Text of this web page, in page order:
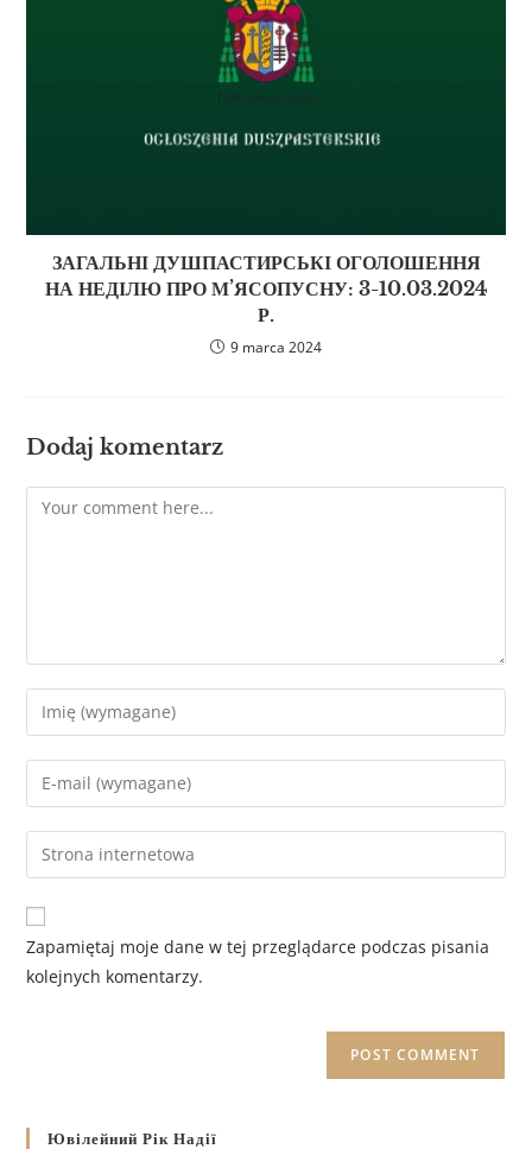
ЗАГАЛЬНІ ДУШПАСТИРСЬКІ ОГОЛОШЕННЯ
НА НЕДІЛЮ ПРО М’ЯСОПУСНУ: 3-10.03.2024
Р.
9 marca 2024
Dodaj komentarz
Zapamiętaj moje dane w tej przeglądarce podczas pisania
kolejnych komentarzy.
Ювілейний Рік Надії